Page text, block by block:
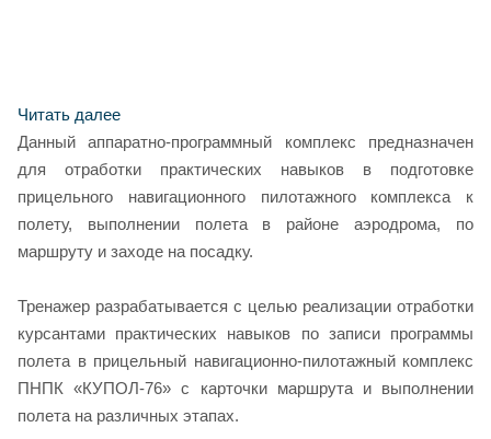
Читать далее
Данный аппаратно-программный комплекс предназначен
для отработки практических навыков в подготовке
прицельного навигационного пилотажного комплекса к
полету, выполнении полета в районе аэродрома, по
маршруту и заходе на посадку.
Тренажер разрабатывается с целью реализации отработки
курсантами практических навыков по записи программы
полета в прицельный навигационно-пилотажный комплекс
ПНПК «КУПОЛ-76» с карточки маршрута и выполнении
полета на различных этапах.